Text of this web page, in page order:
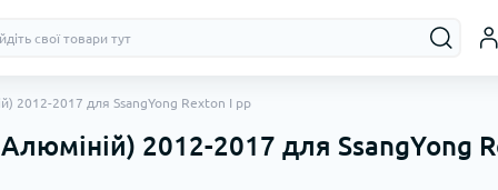
2012-2017 для SsangYong Rexton I рр
2012-2017 для SsangYong